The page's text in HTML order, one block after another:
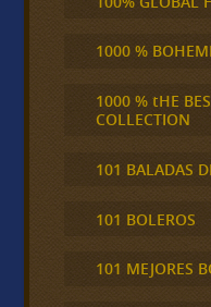
1000 %
1000 % tHE
COLLECTION
101 BALADAS
101 BOLEROS
101 MEJORES